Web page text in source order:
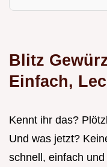
Blitz
Einfach,
Kennt ihr das?
Und was jetzt?
schnell, einfach